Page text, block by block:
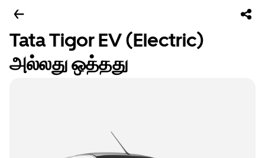
Tata Tigor EV (Electric)
அல்லது ஒத்தது